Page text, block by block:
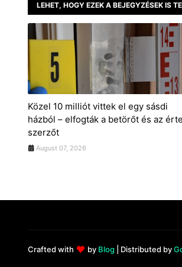
LEHET, HOGY EZEK A BEJEGYZÉSEK IS
Közel 10 milliót vittek el egy sásdi
házból – elfogták a betörőt és az
szerzőt
August 07, 2026
Crafted with by Blog | Distributed by